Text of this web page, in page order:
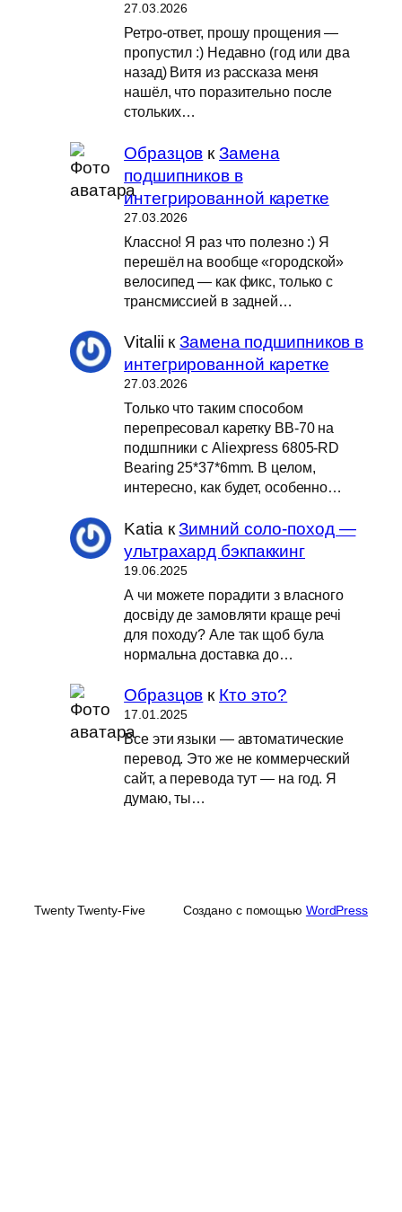
27.03.2026
Ретро-ответ, прошу прощения —
пропустил :) Недавно (год или два
назад) Витя из рассказа меня
нашёл, что поразительно после
стольких…
Образцов кЗамена
подшипников в
интегрированной каретке
27.03.2026
Классно! Я раз что полезно :) Я
перешёл на вообще «городской»
велосипед — как фикс, только с
трансмиссией в задней…
Vitalii кЗамена подшипников в
интегрированной каретке
27.03.2026
Только что таким способом
перепресовал каретку BB-70 на
подшпники с Aliexpress 6805-RD
Bearing 25*37*6mm. В целом,
интересно, как будет, особенно…
Katia кЗимний соло-поход —
ультрахард бэкпаккинг
19.06.2025
А чи можете порадити з власного
досвіду де замовляти краще речі
для походу? Але так щоб була
нормальна доставка до…
Образцов к Кто это?
17.01.2025
Все эти языки — автоматические
перевод. Это же не коммерческий
сайт, а перевода тут — на год. Я
думаю, ты…
Twenty Twenty-Five Создано с помощью WordPress